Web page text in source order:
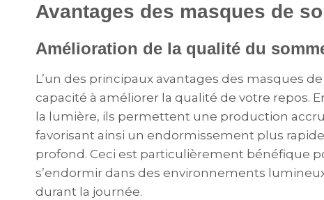
Avantages des masques de
Amélioration de la qualité du
L’un des principaux avantages des masques
capacité à améliorer la qualité de votre repos.
la lumière, ils permettent une production
favorisant ainsi un endormissement plus
profond. Ceci est particulièrement bénéfique
s’endormir dans des environnements
durant la journée.